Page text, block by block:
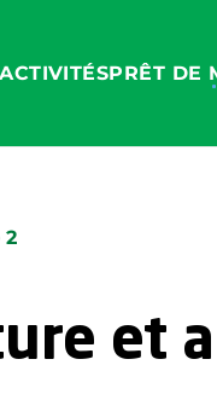
PRÊT DE
2
et